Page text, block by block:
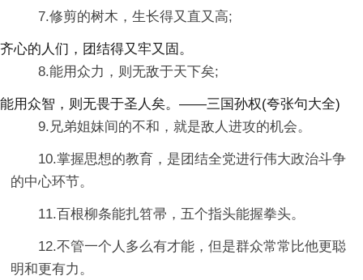
7.修剪的树木，生长得又直又高;
齐心的人们，团结得又牢又固。
8.能用众力，则无敌于天下矣;
能用众智，则无畏于圣人矣。——三国孙权(夸张句大全)
9.兄弟姐妹间的不和，就是敌人进攻的机会。
10.掌握思想的教育，是团结全党进行伟大政治斗争
的中心环节。
11.百根柳条能扎笤帚，五个指头能握拳头。
12.不管一个人多么有才能，但是群众常常比他更聪
明和更有力。